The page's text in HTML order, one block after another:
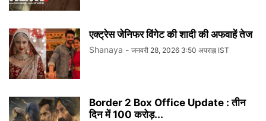
एक्ट्रेस जेनिफर विंगेट की शादी की अफवाहें तेज
Shanaya - जनवरी 28, 2026 3:50 अपराह्न IST
Border 2 Box Office Update : तीन
दिन में 100 करोड़...